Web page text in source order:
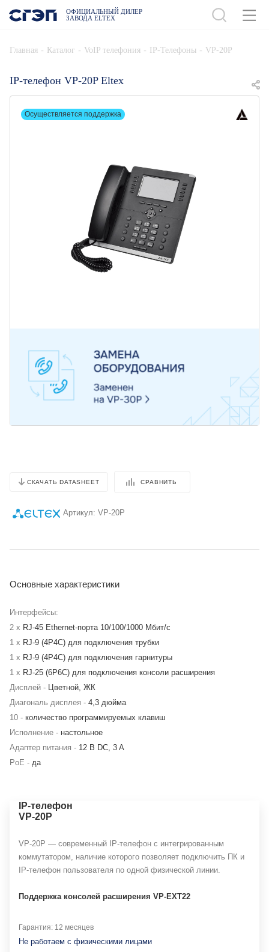
ОФИЦИАЛЬНЫЙ ДИЛЕР
ЗАВОДА ELTEX
Главная - Каталог - VoIP телефония - IP-Телефоны - VP-20P
IP-телефон VP-20P Eltex
Осуществляется поддержка
СКАЧАТЬ DATASHEET СРАВНИТЬ
Артикул: VP-20P
Основные характеристики
Интерфейсы:
2 x RJ-45 Ethernet-порта 10/100/1000 Мбит/с
1 x RJ-9 (4P4C) для подключения трубки
1 x RJ-9 (4P4C) для подключения гарнитуры
1 x RJ-25 (6P6C) для подключения консоли расширения
Дисплей - Цветной, ЖК
Диагональ дисплея - 4,3 дюйма
10 - количество программируемых клавиш
Исполнение - настольное
Адаптер питания - 12 В DC, 3 A
PoE - да
IP-телефон
VP-20P
VP-20P — современный IP-телефон с интегрированным
коммутатором, наличие которого позволяет подключить ПК и
IP-телефон пользователя по одной физической линии.
Поддержка консолей расширения VP-EXT22
Гарантия: 12 месяцев
Не работаем с физическими лицами